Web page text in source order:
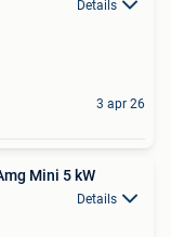
Details
3 apr 26
Mini 5 kW
Details